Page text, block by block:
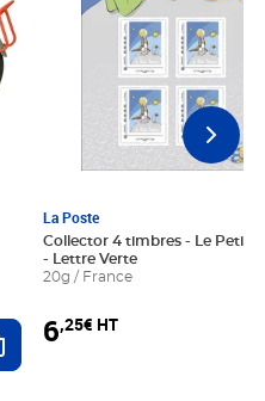
Ajouter au panier
La Poste
Collector 4 timbres - Le Petit
- Lettre Verte
20g / France
6,25€ HT